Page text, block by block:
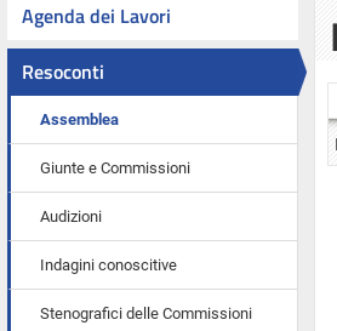
Agenda dei Lavori
Resoconti
Assemblea
Giunte e Commissioni
Audizioni
Indagini conoscitive
Stenografici delle Commissioni